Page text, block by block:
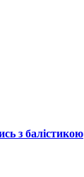
з балістикою